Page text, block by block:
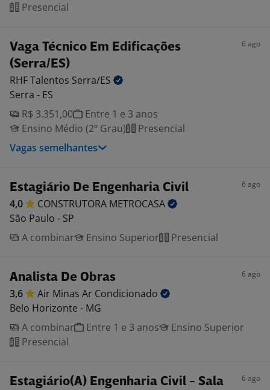
Presencial
Vaga Técnico Em Edificações
(Serra/ES)
6 ago
RHF Talentos Serra/ES
Serra - ES
R$ 3.351,00
Entre 1 e 3 anos
Ensino Médio (2º Grau)
Presencial
Vagas semelhantes
Estagiário De Engenharia Civil 6 ago
4,0 CONSTRUTORA METROCASA
São Paulo - SP
A combinar
Ensino Superior Presencial
Analista De Obras 6 ago
3,6 Air Minas Ar Condicionado
Belo Horizonte - MG
A combinar
Entre 1 e 3 anos
Ensino Superior
Presencial
Estagiário(A) Engenharia Civil - Sala
6 ago